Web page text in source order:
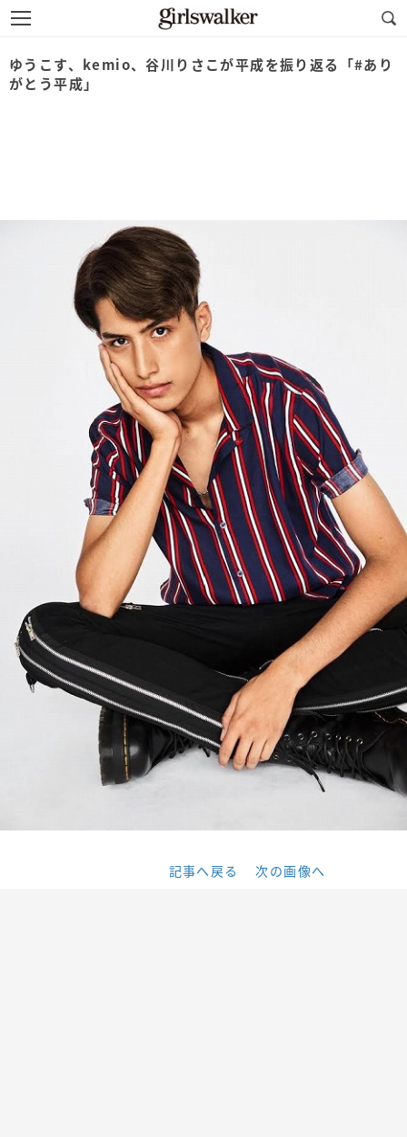
ゆうこす、kemio、谷川りさこが平成を振り返る「#あり
がとう平成」
記事へ戻る 次の画像へ